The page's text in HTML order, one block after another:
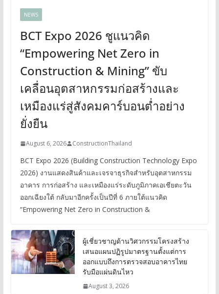
NEWS
BCT Expo 2026 ชูแนวคิด
“Empowering Net Zero in
Construction & Mining” ขับ
เคลื่อนอุตสาหกรรมก่อสร้างและ
เหมืองแร่สู่สังคมคาร์บอนต่ำอย่าง
ยั่งยืน
August 6, 2026 ConstructionThailand
BCT Expo 2026 (Building Construction Technology Expo
2026) งานแสดงสินค้าและเจรจาธุรกิจสำหรับอุตสาหกรรม
อาคาร การก่อสร้าง และเหมืองแร่ระดับภูมิภาคเอเชียตะวัน
ออกเฉียงใต้ กลับมาอีกครั้งเป็นปีที่ 6 ภายใต้แนวคิด
“Empowering Net Zero in Construction &
ผู้เชี่ยวชาญด้านวิศวกรรมโครงสร้าง
เสนอแผนปฏิรูปมาตรฐานตั้งแต่การ
ออกแบบถึงการตรวจสอบอาคารไทย
รับมือแผ่นดินไหว
August 3, 2026